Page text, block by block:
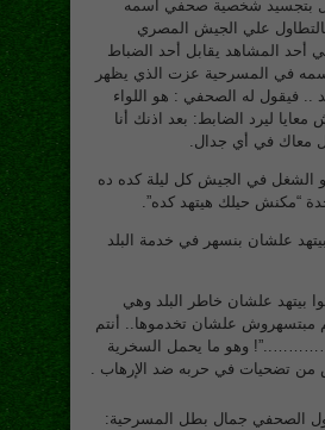
بتجسيد شخصية صحفي اسمه
علي الجيش المصري
أحد المشاهد يقابل أحد الضباط
في المسرحية عزت الذي يظهر
.. فيقول له الصحفي : هو اللواء
ليرد الضابط: بعد اذنك أنا
معاك في أي جدال.
الشغل في الجيش كل ليلة كده ده
“مكنش حيلك هيتهد كده”‬.
بيتهد علشان بنسهر في خدمة البلد
بيتهد علشان خاطر البلد وهي
مبتسهروش علشان تخدموها.. أنتم
وهو ما يحمل السخرية
من تضحيات في حربه ضد الإرهاب .
الصحفي جمال بطل المسرحية: